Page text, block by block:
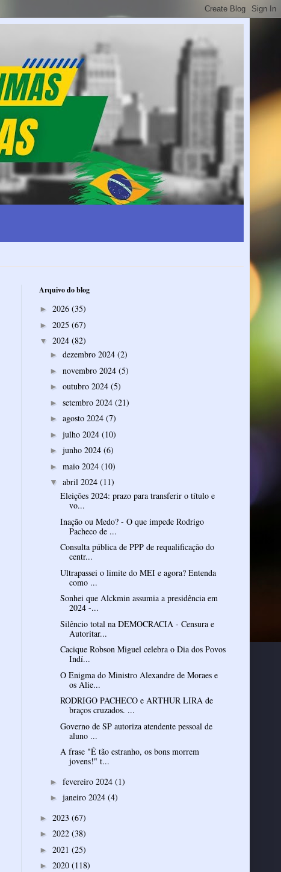
Arquivo do blog
► 2026 (35)
► 2025 (67)
▼ 2024 (82)
► dezembro 2024 (2)
► novembro 2024 (5)
► outubro 2024 (5)
► setembro 2024 (21)
► agosto 2024 (7)
► julho 2024 (10)
► junho 2024 (6)
► maio 2024 (10)
▼ abril 2024 (11)
Eleições 2024: prazo para transferir o título e
vo...
Inação ou Medo? - O que impede Rodrigo
Pacheco de ...
Consulta pública de PPP de requalificação do
centr...
Ultrapassei o limite do MEI e agora? Entenda
como ...
Sonhei que Alckmin assumia a presidência em
2024 -...
Silêncio total na DEMOCRACIA - Censura e
Autoritar...
Cacique Robson Miguel celebra o Dia dos Povos
Indí...
O Enigma do Ministro Alexandre de Moraes e
os Alie...
RODRIGO PACHECO e ARTHUR LIRA de
braços cruzados. ...
Governo de SP autoriza atendente pessoal de
aluno ...
A frase "É tão estranho, os bons morrem
jovens!" t...
► fevereiro 2024 (1)
► janeiro 2024 (4)
► 2023 (67)
► 2022 (38)
► 2021 (25)
► 2020 (118)